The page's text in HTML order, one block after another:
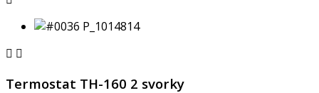
 
Termostat TH-160 2 svorky